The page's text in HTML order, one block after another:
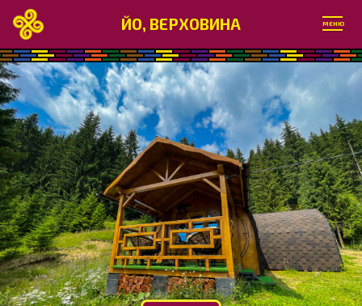
ЙО, ВЕРХОВИНА МЕНЮ